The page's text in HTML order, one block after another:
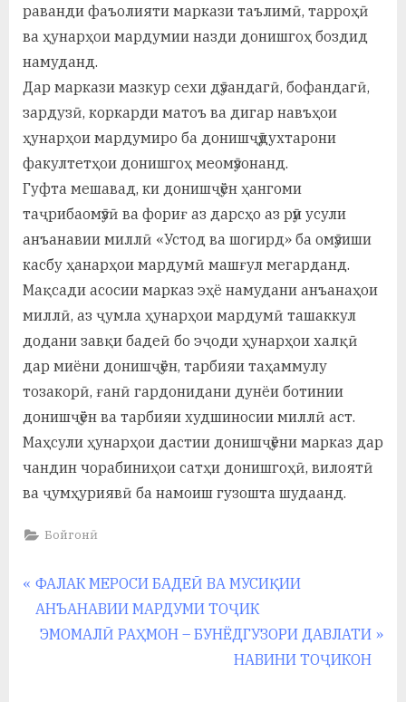
м
и
Н
о
с
р
и
Х
у
с
а
в
раванди фаъолияти маркази таълимӣ, тарроҳӣ
ва ҳунарҳои мардумии назди донишгоҳ боздид
намуданд.
Дар маркази мазкур сехи дӯзандагӣ, бофандагӣ,
зардузӣ, коркарди матоъ ва дигар навъҳои
ҳунарҳои мардумиро ба донишҷӯдухтарони
факултетҳои донишгоҳ меомӯзонанд.
Гуфта мешавад, ки донишҷӯён ҳангоми
таҷрибаомӯзӣ ва фориғ аз дарсҳо аз рӯи усули
анъанавии миллӣ «Устод ва шогирд» ба омӯзиши
касбу ҳанарҳои мардумӣ машғул мегарданд.
Мақсади асосии марказ эҳё намудани анъанаҳои
миллӣ, аз ҷумла ҳунарҳои мардумӣ ташаккул
додани завқи бадеӣ бо эҷоди ҳунарҳои халқӣ
дар миёни донишҷӯён, тарбияи таҳаммулу
тозакорӣ, ғанӣ гардонидани дунёи ботинии
донишҷӯён ва тарбияи худшиносии миллӣ аст.
Маҳсули ҳунарҳои дастии донишҷӯёни марказ дар
чандин чорабиниҳои сатҳи донишгоҳӣ, вилоятӣ
ва ҷумҳуриявӣ ба намоиш гузошта шудаанд.
Бойгонӣ
Навигация
по
P
r
e
ФАЛАК МЕРОСИ БАДЕӢ ВА МУСИҚИИ
АНЪАНАВИИ МАРДУМИ ТОҶИК
N
ЭМОМАЛӢ РАҲМОН – БУНЁДГУЗОРИ ДАВЛАТИ
НАВИНИ ТОҶИКОН